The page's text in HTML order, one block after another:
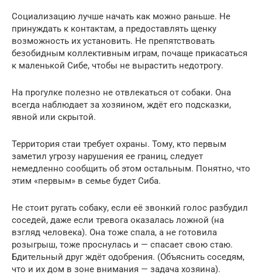
Социализацию лучше начать как можно раньше. Не
принуждать к контактам, а предоставлять щенку
возможность их установить. Не препятствовать
безобидным коллективным играм, почаще прикасаться
к маленькой Сибе, чтобы не вырастить недотрогу.
На прогулке полезно не отвлекаться от собаки. Она
всегда наблюдает за хозяином, ждёт его подсказки,
явной или скрытой.
Территория стаи требует охраны. Тому, кто первым
заметил угрозу нарушения ее границ, следует
немедленно сообщить об этом остальным. Понятно, что
этим «первым» в семье будет Сиба.
Не стоит ругать собаку, если её звонкий голос разбудил
соседей, даже если тревога оказалась ложной (на
взгляд человека). Она тоже спала, а не готовила
розыгрыш, тоже проснулась и — спасает свою стаю.
Бдительный друг ждёт одобрения. (Объяснить соседям,
что и их дом в зоне внимания — задача хозяина).